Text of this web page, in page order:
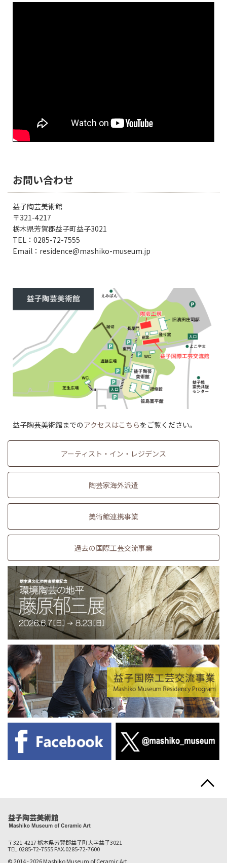
お問い合わせ
益子陶芸美術館
〒321-4217
栃木県芳賀郡益子町益子3021
TEL：0285-72-7555
Email：residence@mashiko-museum.jp
益子陶芸美術館までのアクセスはこちらをご覧ください。
アーティスト・イン・レジデンス
陶芸家海外派遣
美術館連携事業
過去の国際工芸交流事業
〒321-4217 栃木県芳賀郡益子町大字益子3021
TEL.0285-72-7555 FAX.0285-72-7600
© 2014 -2026 Mashiko Museum of Ceramic Art